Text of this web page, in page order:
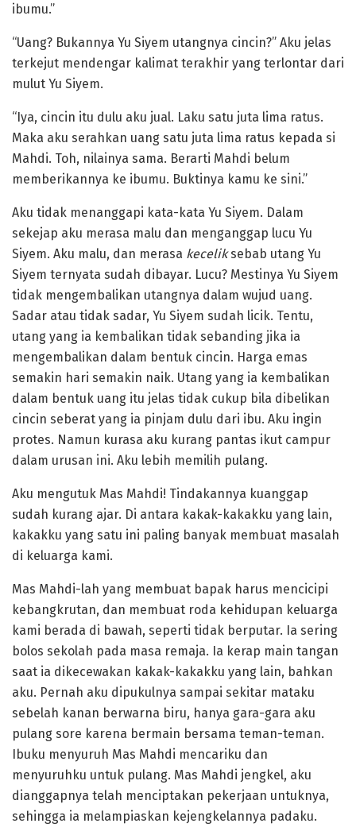
ibumu.”
“Uang? Bukannya Yu Siyem utangnya cincin?” Aku jelas
terkejut mendengar kalimat terakhir yang terlontar dari
mulut Yu Siyem.
“Iya, cincin itu dulu aku jual. Laku satu juta lima ratus.
Maka aku serahkan uang satu juta lima ratus kepada si
Mahdi. Toh, nilainya sama. Berarti Mahdi belum
memberikannya ke ibumu. Buktinya kamu ke sini.”
Aku tidak menanggapi kata-kata Yu Siyem. Dalam
sekejap aku merasa malu dan menganggap lucu Yu
Siyem. Aku malu, dan merasa keceliksebab utang Yu
Siyem ternyata sudah dibayar. Lucu? Mestinya Yu Siyem
tidak mengembalikan utangnya dalam wujud uang.
Sadar atau tidak sadar, Yu Siyem sudah licik. Tentu,
utang yang ia kembalikan tidak sebanding jika ia
mengembalikan dalam bentuk cincin. Harga emas
semakin hari semakin naik. Utang yang ia kembalikan
dalam bentuk uang itu jelas tidak cukup bila dibelikan
cincin seberat yang ia pinjam dulu dari ibu. Aku ingin
protes. Namun kurasa aku kurang pantas ikut campur
dalam urusan ini. Aku lebih memilih pulang.
Aku mengutuk Mas Mahdi! Tindakannya kuanggap
sudah kurang ajar. Di antara kakak-kakakku yang lain,
kakakku yang satu ini paling banyak membuat masalah
di keluarga kami.
Mas Mahdi-lah yang membuat bapak harus mencicipi
kebangkrutan, dan membuat roda kehidupan keluarga
kami berada di bawah, seperti tidak berputar. Ia sering
bolos sekolah pada masa remaja. Ia kerap main tangan
saat ia dikecewakan kakak-kakakku yang lain, bahkan
aku. Pernah aku dipukulnya sampai sekitar mataku
sebelah kanan berwarna biru, hanya gara-gara aku
pulang sore karena bermain bersama teman-teman.
Ibuku menyuruh Mas Mahdi mencariku dan
menyuruhku untuk pulang. Mas Mahdi jengkel, aku
dianggapnya telah menciptakan pekerjaan untuknya,
sehingga ia melampiaskan kejengkelannya padaku.